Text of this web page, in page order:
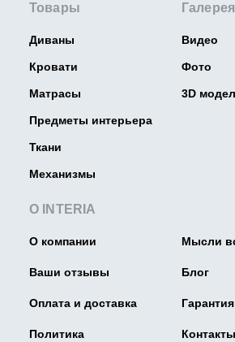
Товары
Диваны
Кровати
Матрасы
Предметы интерьера
Ткани
Механизмы
О INTERIA
О компании Мысли
Ваши отзывы Блог
Оплата и доставка
Политика
Контакты
Галерея
Видео
Фото
3D